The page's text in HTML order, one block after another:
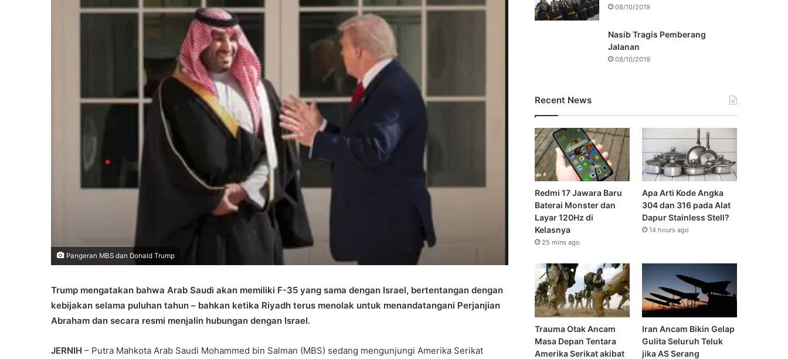
Pangeran MBS dan Donald Trump
Trump mengatakan bahwa Arab Saudi akan memiliki F-35 yang sama dengan Israel, bertentangan dengan
kebijakan selama puluhan tahun – bahkan ketika Riyadh terus menolak untuk menandatangani Perjanjian
Abraham dan secara resmi menjalin hubungan dengan Israel.
JERNIH – Putra Mahkota Arab Saudi Mohammed bin Salman (MBS) sedang mengunjungi Amerika Serikat
08/10/2019
Nasib Tragis Pemberang
Jalanan
08/10/2019
Recent News
Redmi 17 Jawara Baru
Baterai Monster dan
Layar 120Hz di
Kelasnya
25 mins ago
Apa Arti Kode Angka
304 dan 316 pada Alat
Dapur Stainless Stell?
14 hours ago
Trauma Otak Ancam
Masa Depan Tentara
Amerika Serikat akibat
Iran Ancam Bikin Gelap
Gulita Seluruh Teluk
jika AS Serang